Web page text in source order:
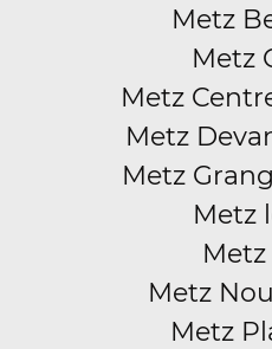
Metz
Metz
Metz
Metz
Metz
Metz
Metz
Metz